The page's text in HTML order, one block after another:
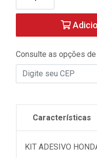
Consulte as opções
Características
KIT ADESIVO